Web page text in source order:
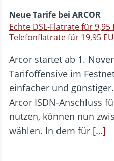
Neue Tarife bei ARCOR
Echte DSL-Flatrate für 9,95
Telefonflatrate für 19,95
Arcor startet ab 1.
Tarifoffensive im
einfacher und
Arcor ISDN-Anschluss
nutzen, können nun
wählen. In dem für […]